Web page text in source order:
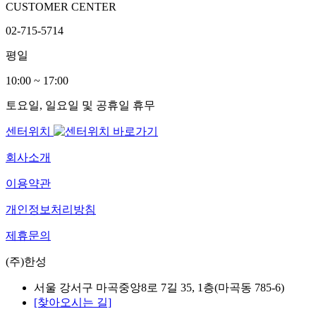
CUSTOMER CENTER
02-715-5714
평일
10:00 ~ 17:00
토요일, 일요일 및 공휴일 휴무
센터위치
회사소개
이용약관
개인정보처리방침
제휴문의
(주)한성
서울 강서구 마곡중앙8로 7길 35, 1층(마곡동 785-6)
[찾아오시는 길]